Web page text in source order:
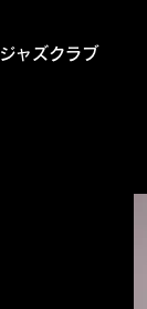
ジャズクラブ